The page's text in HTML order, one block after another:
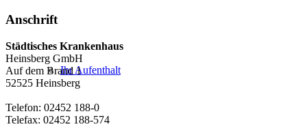
Ihr Aufenthalt
Anschrift
Städtisches Krankenhaus
Heinsberg GmbH
Auf dem Brand 1
52525 Heinsberg
Telefon: 02452 188-0
Telefax: 02452 188-574